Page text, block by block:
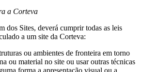
a Corteva
dos Sites, deverá cumprir todas as leis
a um site da Corteva:
ou ambientes de fronteira em torno
ou material no site ou usar outras técnicas
forma a apresentação visual ou a